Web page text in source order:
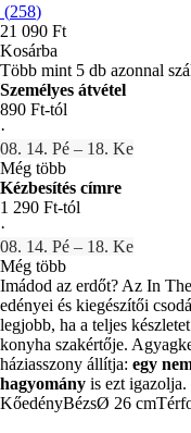
(258)
21 090 Ft
Kosárba
Több mint 5 db azonnal
Személyes átvétel
890 Ft-tól
·
08. 14. Pé – 18. Ke
Még több
Kézbesítés címre
1 290 Ft-tól
·
08. 14. Pé – 18. Ke
Még több
Imádod az erdőt? Az In
edényei és kiegészítői
legjobb, ha a teljes
konyha szakértője.
háziasszony állítja: egy
hagyomány is ezt igazolja.
KőedényBézsØ 26 cm